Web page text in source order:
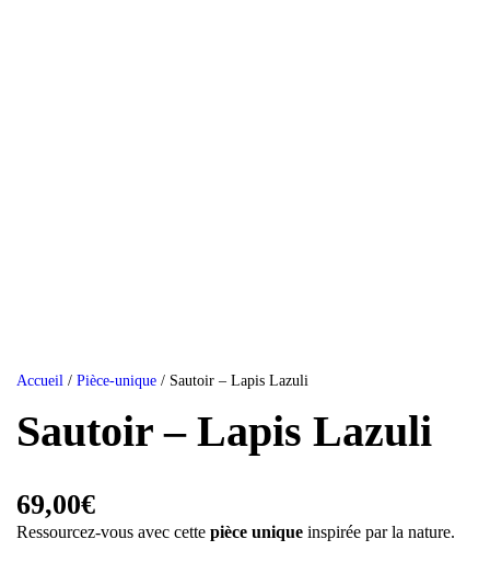
Accueil / Pièce-unique / Sautoir – Lapis Lazuli
Sautoir – Lapis Lazuli
69,00€
Ressourcez-vous avec cette pièce unique inspirée par la nature.